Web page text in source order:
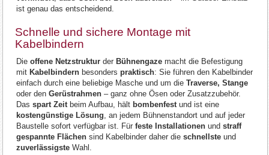
ist genau das entscheidend.
Schnelle und sichere Montage mit
Kabelbindern
Dieoffene Netzstruktur der Bühnengaze macht die Befestigung
mit Kabelbindern besonderspraktisch: Sie führen den Kabelbinder
einfach durch eine beliebige Masche und um dieTraverse, Stange
oder denGerüstrahmen – ganz ohne Ösen oder Zusatzzubehör.
Dasspart Zeitbeim Aufbau, hält bombenfestund ist eine
kostengünstige Lösung, an jedem Bühnenstandort und auf jeder
Baustelle sofort verfügbar ist. Fürfeste Installationen undstraff
gespannte Flächen sind Kabelbinder daher dieschnellste und
zuverlässigste Wahl.